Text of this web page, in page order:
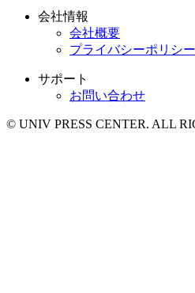
会社情報
会社概要
プライバシーポリシー
サポート
お問い合わせ
© UNIV PRESS CENTER. ALL